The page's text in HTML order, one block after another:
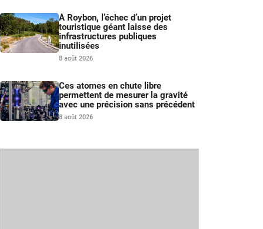
À Roybon, l’échec d’un projet
touristique géant laisse des
infrastructures publiques
inutilisées
8 août 2026
Ces atomes en chute libre
permettent de mesurer la gravité
avec une précision sans précédent
8 août 2026